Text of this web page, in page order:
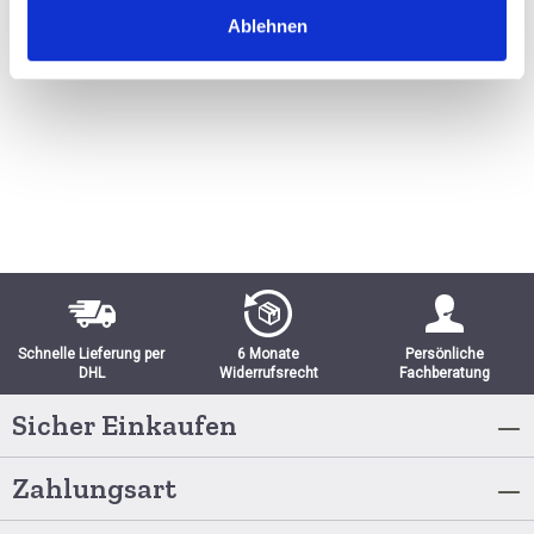
Ablehnen
Schnelle Lieferung per
DHL
6 Monate
Widerrufsrecht
Persönliche
Fachberatung
Sicher Einkaufen
Zahlungsart